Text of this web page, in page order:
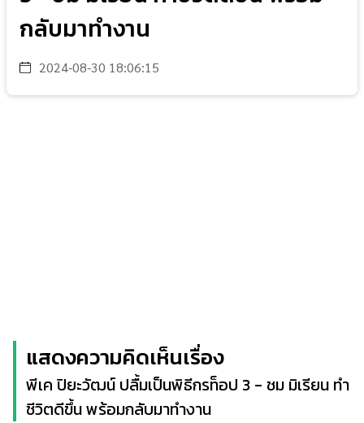
กลับมาทำงาน
2024-08-30 18:06:15
แสดงความคิดเห็นเรื่อง
พีเค ปิยะวัฒน์ ปลื้มเป็นพิธีกรท็อป 3 - ชม มิเรียน ทำ
ชีวิตดีขึ้น พร้อมกลับมาทำงาน